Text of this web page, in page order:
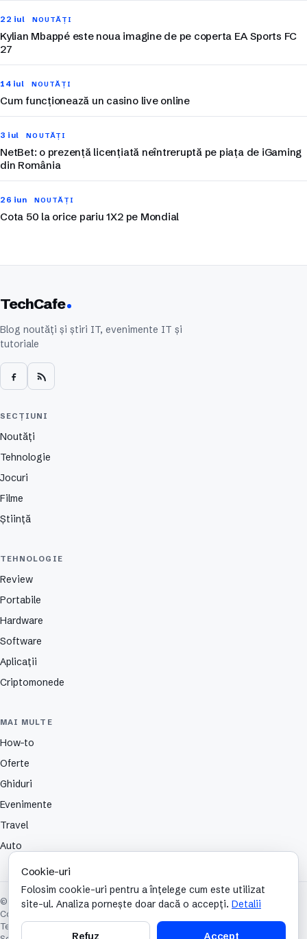
22 iul NOUTĂȚI
Kylian Mbappé este noua imagine de pe coperta EA Sports FC
27
14 iul NOUTĂȚI
Cum funcționează un casino live online
3 iul NOUTĂȚI
NetBet: o prezență licențiată neîntreruptă pe piața de iGaming
din România
26 iun NOUTĂȚI
Cota 50 la orice pariu 1X2 pe Mondial
TechCafe
Blog noutăți și știri IT, evenimente IT și
tutoriale
SECȚIUNI
Noutăți
Tehnologie
Jocuri
Filme
Știință
TEHNOLOGIE
Review
Portabile
Hardware
Software
Aplicații
Criptomonede
MAI MULTE
How-to
Oferte
Ghiduri
Evenimente
Travel
Auto
© 2026 TechCafe. Toate drepturile rezervate.
Contact
Termeni și condiții
Cookie-uri
Folosim cookie-uri pentru a înțelege cum este utilizat
site-ul. Analiza pornește doar dacă o accepți. Detalii
Refuz Accept